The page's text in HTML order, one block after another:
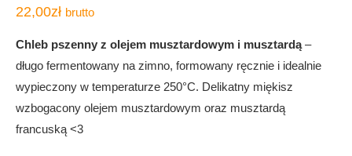
22,00zł brutto
Chleb pszenny z olejem musztardowym i musztardą–
długo fermentowany na zimno, formowany ręcznie i idealnie
wypieczony w temperaturze 250°C. Delikatny miękisz
wzbogacony olejem musztardowym oraz musztardą
francuską <3